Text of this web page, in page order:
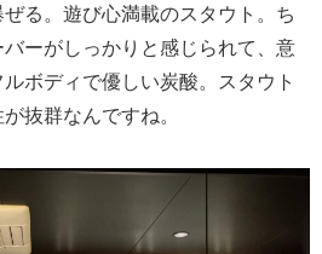
る。遊び心満載のスタウト。ち
ーがしっかりと感じられて、意
ボディで優しい炭酸。スタウト
抜群なんですね。